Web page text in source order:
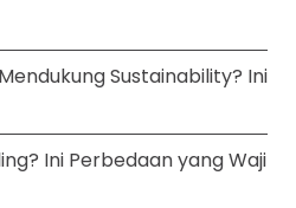
Sustainability? Ini
Ini Perbedaan yang Wajib